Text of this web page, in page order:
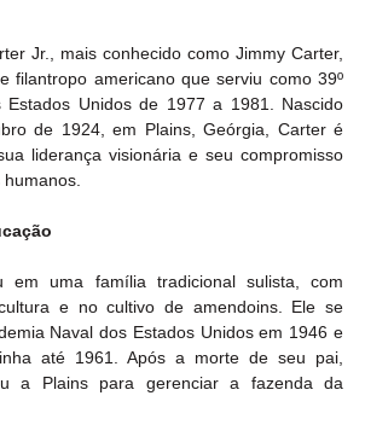
Jr., mais conhecido como Jimmy Carter,
filantropo americano que serviu como 39º
Estados Unidos de 1977 a 1981. Nascido
de 1924, em Plains, Geórgia, Carter é
liderança visionária e seu compromisso
em uma família tradicional sulista, com
e no cultivo de amendoins. Ele se
Naval dos Estados Unidos em 1946 e
até 1961. Após a morte de seu pai,
a Plains para gerenciar a fazenda da